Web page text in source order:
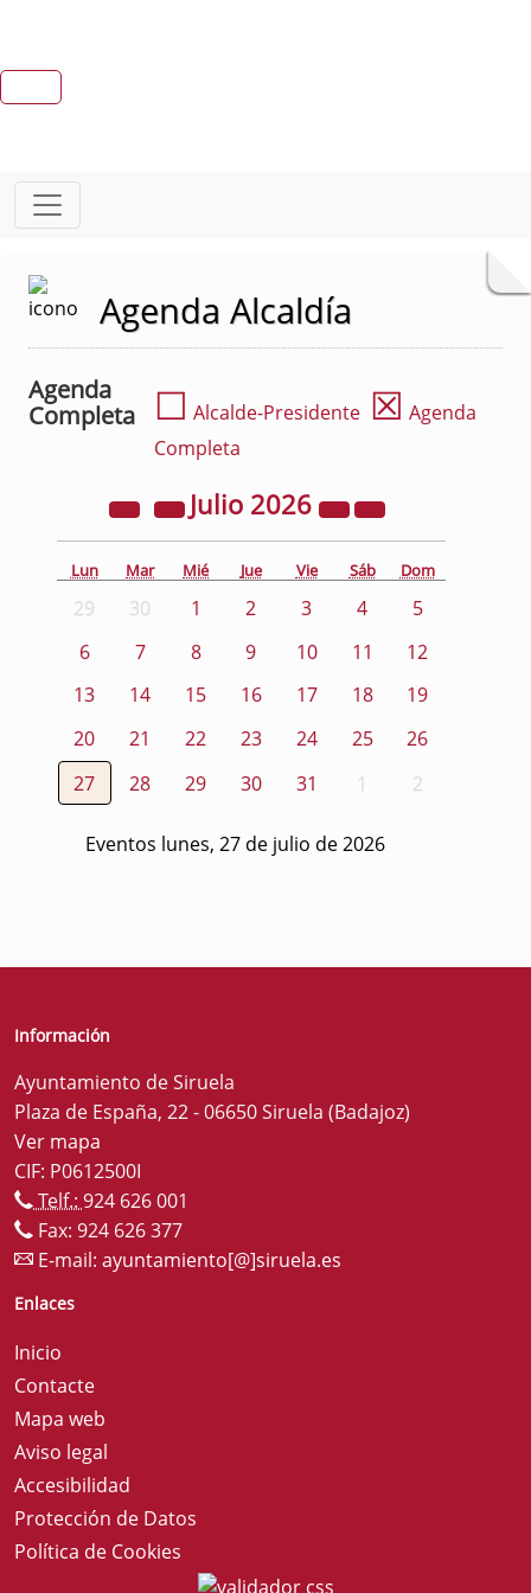
Agenda Alcaldía
Agenda
Completa
☐ Alcalde-Presidente ☒ Agenda
Completa
Julio 2026
Lun Mar Mié Jue Vie Sáb Dom
29 30 1 2 3 4
5
6
7 8 9 10 11
12
13
14 15 16 17 18
19
20
21 22 23 24 25
26
27
28 29 30 31 1 2
Eventos lunes, 27 de julio de 2026
Información
Ayuntamiento de Siruela
Plaza de España, 22 - 06650 Siruela (Badajoz)
Ver mapa
CIF: P0612500I
Telf.: 924 626 001
Fax: 924 626 377
E-mail: ayuntamiento[@]siruela.es
Enlaces
Inicio
Contacte
Mapa web
Aviso legal
Accesibilidad
Protección de Datos
Política de Cookies